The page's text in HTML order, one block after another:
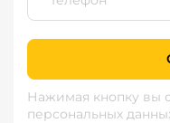
Нажимая кнопку вы
персональных